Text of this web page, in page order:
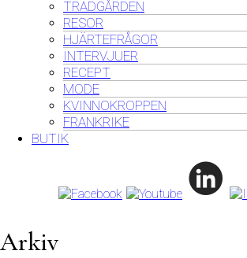
TRÄDGÅRDEN
RESOR
HJÄRTEFRÅGOR
INTERVJUER
RECEPT
MODE
KVINNOKROPPEN
FRANKRIKE
BUTIK
Arkiv